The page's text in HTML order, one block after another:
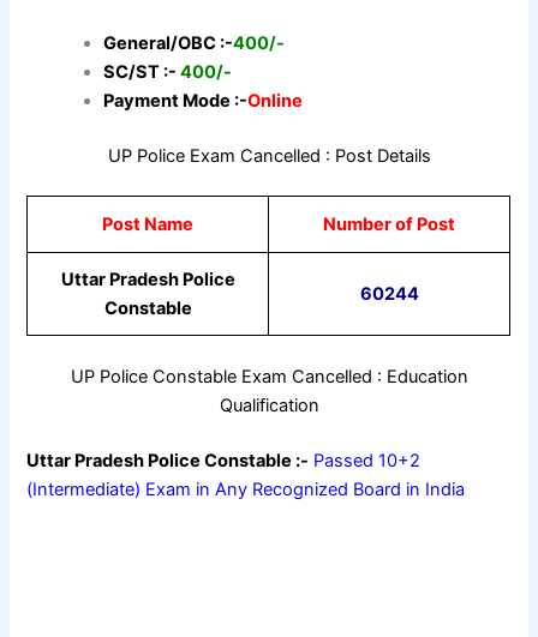
General/OBC :-400/-
SC/ST :-400/-
Payment Mode :-Online
UP Police Exam Cancelled : Post Details
Post Name Number of Post
Uttar Pradesh Police
Constable
60244
UP Police Constable Exam Cancelled : Education
Qualification
Uttar Pradesh Police Constable :- Passed 10+2
(Intermediate) Exam in Any Recognized Board in India